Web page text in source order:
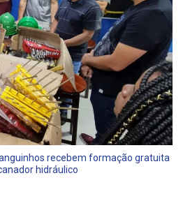
recebem formação gratuita
hidráulico